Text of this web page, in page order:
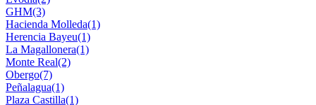
GHM(3)
Hacienda Molleda(1)
Herencia Bayeu(1)
La Magallonera(1)
Monte Real(2)
Obergo(7)
Peñalagua(1)
Plaza Castilla(1)